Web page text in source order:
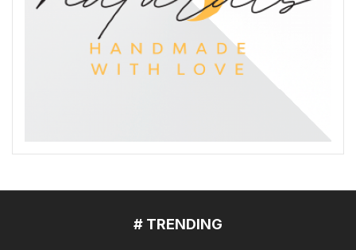
# TRENDING